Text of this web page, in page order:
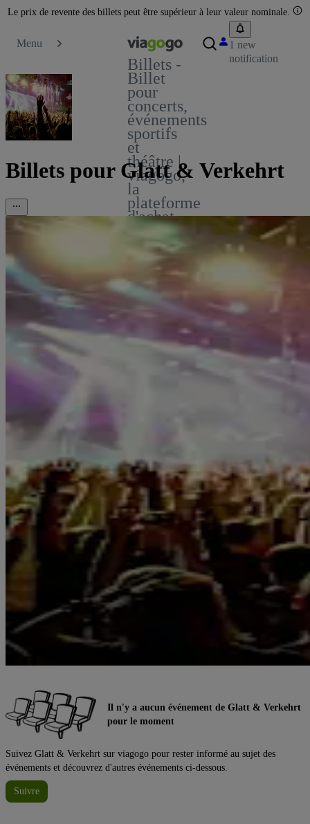
Le prix de revente des billets peut être supérieur à leur valeur nominale.
Menu
Billets -
Billet
pour
concerts,
événements
sportifs
et
théâtre |
viagogo,
la
plateforme
d'achat
et de
vente
billets
1 new
notification
Billets pour Glatt & Verkehrt
Il n'y a aucun événement de Glatt & Verkehrt
pour le moment
Suivez Glatt & Verkehrt sur viagogo pour rester informé au sujet des
événements et découvrez d'autres événements ci-dessous.
Suivre